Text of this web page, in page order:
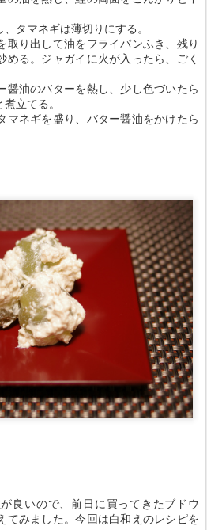
タマネギは薄切りにする。
取り出して油をフライパンふき、残り
る。ジャガイに火が入ったら、ごく
醤油のバターを熱し、少し色づいたら
立てる。
マネギを盛り、バター醤油をかけたら
良いので、前日に買ってきたブドウ
てみました。今回は白和えのレシピを